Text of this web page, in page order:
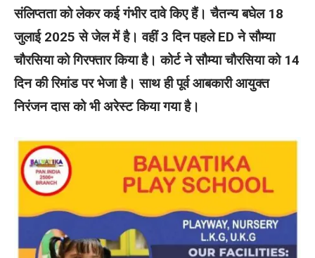
संलिप्तता को लेकर कई गंभीर दावे किए हैं। चैतन्य बघेल 18
जुलाई 2025 से जेल में है। वहीं 3 दिन पहले ED ने सौम्या
चौरसिया को गिरफ्तार किया है। कोर्ट ने सौम्या चौरसिया को 14
दिन की रिमांड पर भेजा है। साथ ही पूर्व आबकारी आयुक्त
निरंजन दास को भी अरेस्ट किया गया है।